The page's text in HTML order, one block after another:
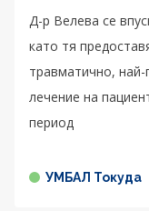
Д-р Велева се
като тя
травматично, най-
лечение на
период
УМБАЛ Токуда